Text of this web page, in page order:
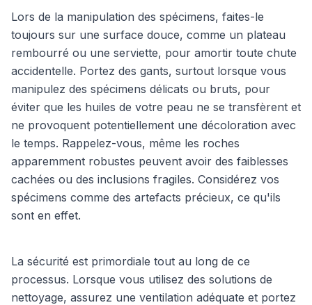
Lors de la manipulation des spécimens, faites-le
toujours sur une surface douce, comme un plateau
rembourré ou une serviette, pour amortir toute chute
accidentelle. Portez des gants, surtout lorsque vous
manipulez des spécimens délicats ou bruts, pour
éviter que les huiles de votre peau ne se transfèrent et
ne provoquent potentiellement une décoloration avec
le temps. Rappelez-vous, même les roches
apparemment robustes peuvent avoir des faiblesses
cachées ou des inclusions fragiles. Considérez vos
spécimens comme des artefacts précieux, ce qu'ils
sont en effet.
La sécurité est primordiale tout au long de ce
processus. Lorsque vous utilisez des solutions de
nettoyage, assurez une ventilation adéquate et portez